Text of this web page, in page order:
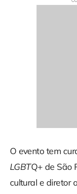
O evento tem
LGBTQ+ de São
cultural e diretor